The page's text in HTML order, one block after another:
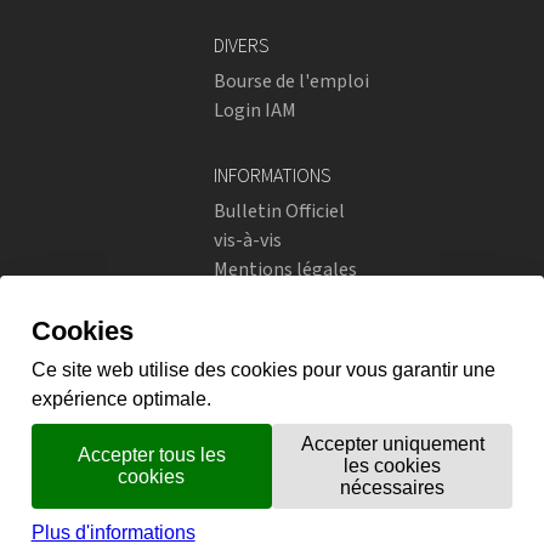
DIVERS
Bourse de l'emploi
Login IAM
INFORMATIONS
Bulletin Officiel
vis-à-vis
Mentions légales
Instagram
flickr